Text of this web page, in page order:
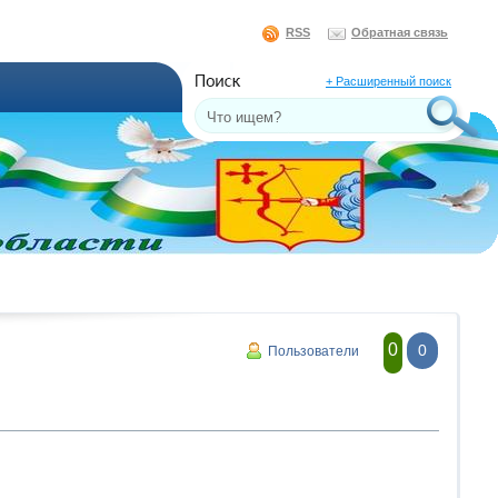
RSS Обратная связь
+ Расширенный поиск
0 0
Пользователи